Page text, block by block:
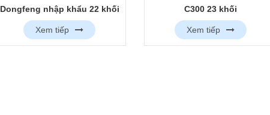
Dongfeng nhập khẩu 22 khối
290HP
Xem tiếp
C300 23 khối
Xem tiếp